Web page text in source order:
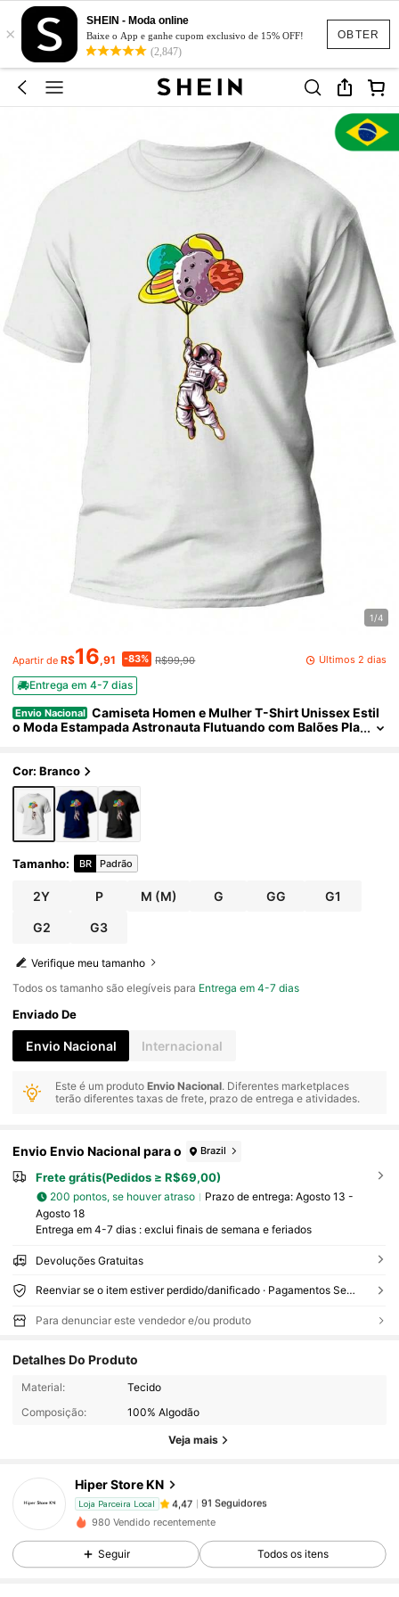
OBTER
×
SHEIN - Moda online
Baixe o App e ganhe cupom exclusivo de 15% OFF!
(2,847)
1/4
Apartir de R$16,91 -83% R$99,90 Últimos 2 dias
Entrega em 4-7 dias
Envio Nacional Camiseta Homen e Mulher T-Shirt Unissex Estil
o Moda Estampada Astronauta Flutuando com Balões Pla
Cor: Branco
Tamanho: BR Padrão
2Y P M (M) G GG G1
G2 G3
Verifique meu tamanho
Todos os tamanho são elegíveis para Entrega em 4-7 dias
Enviado De
Envio Nacional Internacional
Este é um produtoEnvio Nacional. Diferentes marketplaces
terão diferentes taxas de frete, prazo de entrega e atividades.
Envio Envio Nacional para o Brazil
Frete grátis(Pedidos ≥ R$69,00)
200 pontos, se houver atraso Prazo de entrega: Agosto 13 -
Agosto 18
Entrega em 4-7 dias : exclui finais de semana e feriados
Devoluções Gratuitas
Reenviar se o item estiver perdido/danificado · Pagamentos Seguros · Proteção de privacidade
Para denunciar este vendedor e/ou produto
Detalhes Do Produto
Material:
Tecido
Composição:
100% Algodão
Veja mais
Hiper Store KN
Loja Parceira Local
4,47
b***7pago1 dia atrás
91 Seguidores
980 Vendido recentemente
Seguir Todos os itens